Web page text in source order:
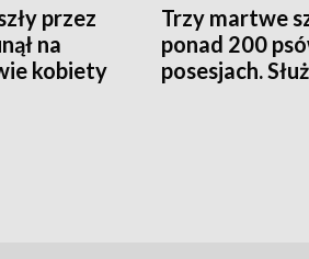
przez
na
kobiety
Trzy martwe
ponad 200
posesjach.